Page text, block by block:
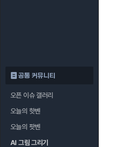
공통 커뮤니티
오픈 이슈 갤러리
오늘의 핫벤
오늘의 팟벤
AI 그림 그리기